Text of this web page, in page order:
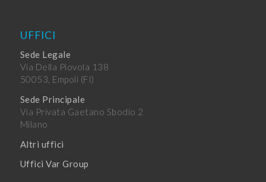
UFFICI
Sede Legale
Via Della Piovola 138
50053, Empoli (FI)
Sede Principale
Via Privata Gaetano Sbodio 2
Milano
Altri uffici
Uffici Var Group